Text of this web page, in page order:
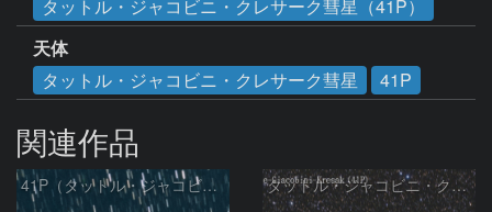
タットル・ジャコビニ・クレサーク彗星（41P）
天体
タットル・ジャコビニ・クレサーク彗星
41P
関連作品
41P（タットル・ジャコビニ・クレサック彗星） タットル・ジャコビニ・クレサーク彗星 (41P) 5/29